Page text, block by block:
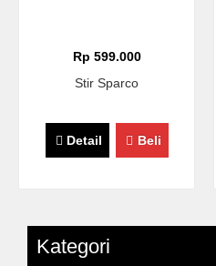
Rp 599.000
Stir Sparco
Detail Beli
Kategori